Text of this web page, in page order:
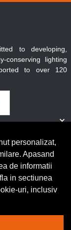
to developing,
conserving lighting
to over 120
rezervate.
personalizat,
Apasand
de informatii
in sectiunea
uri, inclusiv